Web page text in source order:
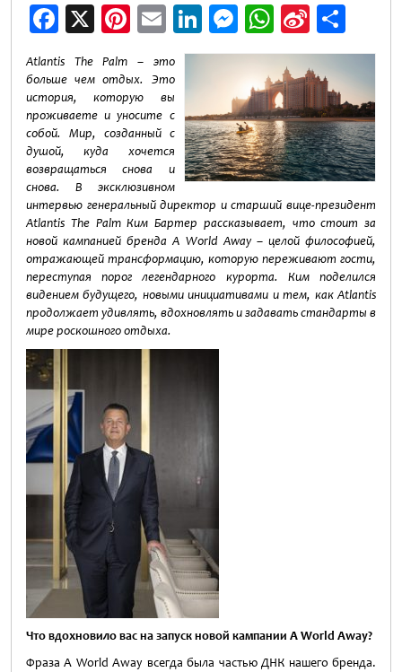
Facebook
X Pinterest
EmailLinkedIn
Messenger
WhatsApp
Sina
Weibo
Atlantis The Palm – это
больше чем отдых. Это
история, которую вы
проживаете и уносите с
собой. Мир, созданный с
душой, куда хочется
возвращаться снова и
снова. В эксклюзивном
интервью генеральный директор и старший вице-президент
Atlantis The Palm Ким Бартер рассказывает, что стоит за
новой кампанией бренда A World Away – целой философией,
отражающей трансформацию, которую переживают гости,
переступая порог легендарного курорта. Ким поделился
видением будущего, новыми инициативами и тем, как Atlantis
продолжает удивлять, вдохновлять и задавать стандарты в
мире роскошного отдыха.
Что вдохновило вас на запуск новой кампании AWorld Away?
Фраза A World Away всегда была частью ДНК нашего бренда.